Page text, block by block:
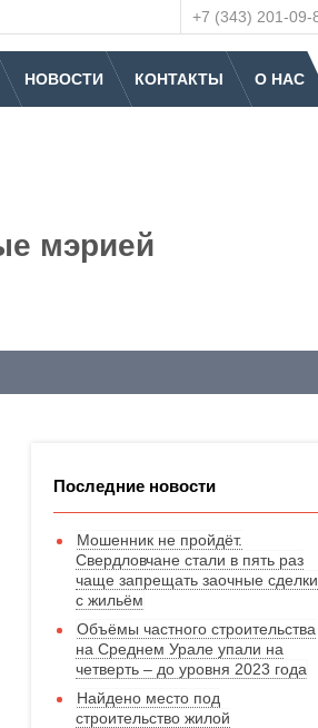
+7 (343) 201-09-
НОВОСТИ КОНТАКТЫ О НАС
мэрией
Последние новости
Мошенник не пройдёт.
Свердловчане стали в пять раз
чаще запрещать заочные сделки
с жильём
Объёмы частного строительства
на Среднем Урале упали на
четверть – до уровня 2023 года
Найдено место под
строительство жилой